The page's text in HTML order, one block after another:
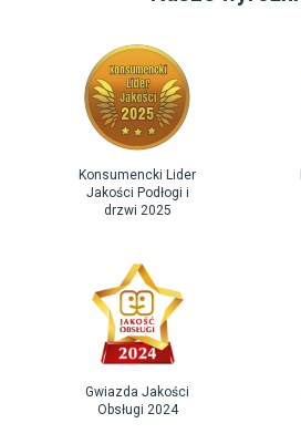
Konsumencki Lider
Jakości Podłogi i
drzwi 2025
Gwiazda Jakości
Obsługi 2024